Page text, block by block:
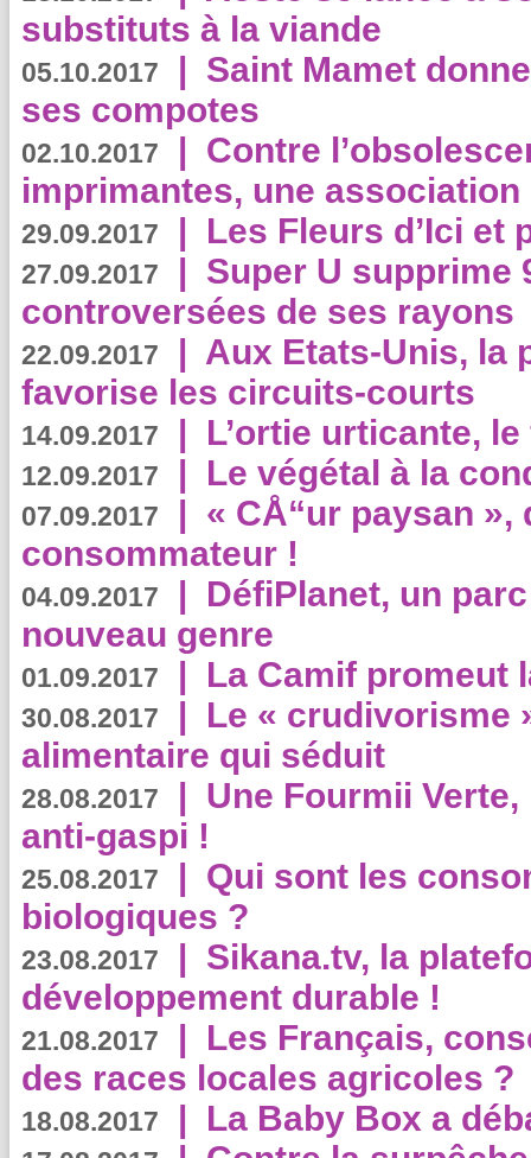
substituts à la viande
05.10.2017 | Saint Mamet
ses compotes
02.10.2017 | Contre
imprimantes, une
29.09.2017 | Les Fleurs d’Ici et
27.09.2017 | Super U supprime
controversées de ses rayons
22.09.2017 | Aux Etats-Unis, la
favorise les circuits-courts
14.09.2017 | L’ortie urticante,
12.09.2017 | Le végétal à la
07.09.2017 | « CÅ“ur paysan
consommateur !
04.09.2017 | DéfiPlanet, un
nouveau genre
01.09.2017 | La Camif promeut
30.08.2017 | Le « crudivorisme
alimentaire qui séduit
28.08.2017 | Une Fourmii
anti-gaspi !
25.08.2017 | Qui sont les
biologiques ?
23.08.2017 | Sikana.tv, la
développement durable !
21.08.2017 | Les Français,
des races locales agricoles ?
18.08.2017 | La Baby Box a